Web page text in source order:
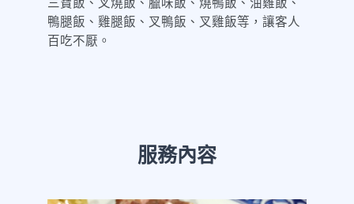
三寶飯、叉燒飯、臘味飯、燒鴨飯、油雞飯、
鴨腿飯、雞腿飯、叉鴨飯、叉雞飯等，讓客人
百吃不厭。
服務內容